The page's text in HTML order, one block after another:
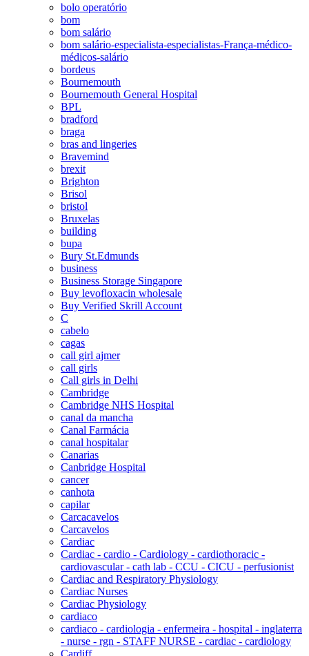
bolo operatório
bom
bom salário
bom salário-especialista-especialistas-França-médico-
médicos-salário
bordeus
Bournemouth
Bournemouth General Hospital
BPL
bradford
braga
bras and lingeries
Bravemind
brexit
Brighton
Brisol
bristol
Bruxelas
building
bupa
Bury St.Edmunds
business
Business Storage Singapore
Buy levofloxacin wholesale
Buy Verified Skrill Account
C
cabelo
cagas
call girl ajmer
call girls
Call girls in Delhi
Cambridge
Cambridge NHS Hospital
canal da mancha
Canal Farmácia
canal hospitalar
Canarias
Canbridge Hospital
cancer
canhota
capilar
Carcacavelos
Carcavelos
Cardiac
Cardiac - cardio - Cardiology - cardiothoracic -
cardiovascular - cath lab - CCU - CICU - perfusionist
Cardiac and Respiratory Physiology
Cardiac Nurses
Cardiac Physiology
cardiaco
cardiaco - cardiologia - enfermeira - hospital - inglaterra
- nurse - rgn - STAFF NURSE - cardiac - cardiology
Cardiff